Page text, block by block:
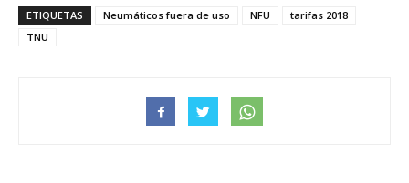
ETIQUETAS Neumáticos fuera de uso NFU
tarifas 2018
TNU